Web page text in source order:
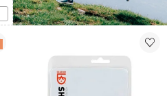
*Se villkor